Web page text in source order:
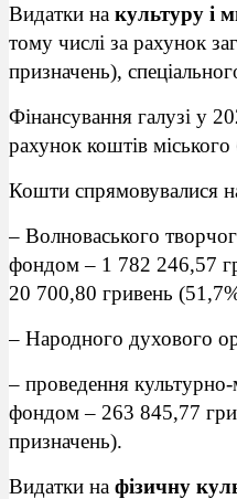
Видатки на культуру і
тому числі за рахунок
призначень),
Фінансування галузі у
рахунок коштів
Кошти спрямовувалися
– Волноваського
фондом – 1 782 246,57
20 700,80 гривень
– Народного духового
– проведення
фондом – 263 845,77
призначень).
Видатки на фізичну